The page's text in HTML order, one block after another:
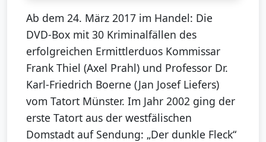
Ab dem 24. März 2017 im Handel: Die
DVD-Box mit 30 Kriminalfällen des
erfolgreichen Ermittlerduos Kommissar
Frank Thiel (Axel Prahl) und Professor Dr.
Karl-Friedrich Boerne (Jan Josef Liefers)
vom Tatort Münster. Im Jahr 2002 ging der
erste Tatort aus der westfälischen
Domstadt auf Sendung: „Der dunkle Fleck“